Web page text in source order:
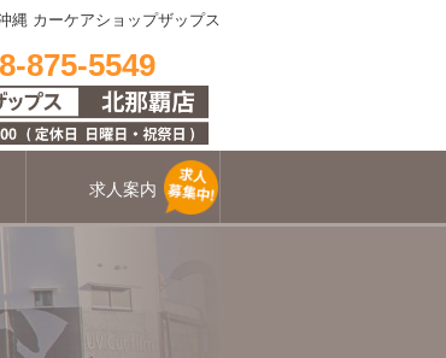
カーケアショップザップス
875-5549
求人案内